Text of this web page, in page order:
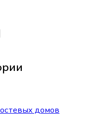
домов